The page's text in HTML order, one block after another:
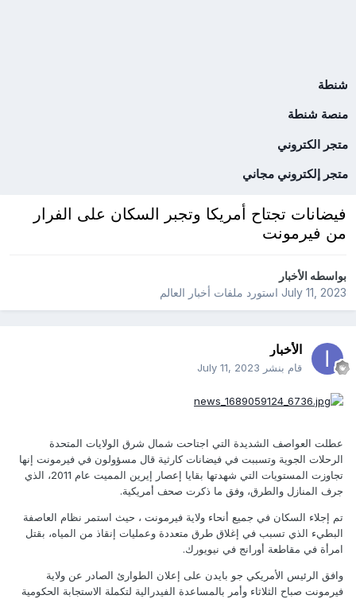
شنطة
منصة شنطة
متجر الكتروني
متجر إلكتروني مجاني
فيضانات تجتاح أمريكا وتجبر السكان على الفرار
من فيرمونت
بواسطهالأخبار
July 11, 2023استورد ملفات أخبار العالم
الأخبار
قام بنشر July 11, 2023
عطلت العواصف الشديدة التي اجتاحت شمال شرق الولايات المتحدة
الرحلات الجوية وتسببت في فيضانات كارثية قال مسؤولون في فيرمونت إنها
تجاوزت المستويات التي شهدتها بقايا إعصار إيرين المميت عام 2011، الذي
جرف المنازل والطرق، وفق ما ذكرت صحف أمريكية.
تم إجلاء السكان في جميع أنحاء ولاية فيرمونت ، حيث استمر نظام العاصفة
البطيء الذي تسبب في إغلاق طرق متعددة وعمليات إنقاذ من المياه، بقتل
امرأة في مقاطعة أورانج في نيويورك.
وافق الرئيس الأمريكي جو بايدن على إعلان الطوارئ الصادر عن ولاية
فيرمونت صباح الثلاثاء وأمر بالمساعدة الفيدرالية لتكملة الاستجابة الحكومية